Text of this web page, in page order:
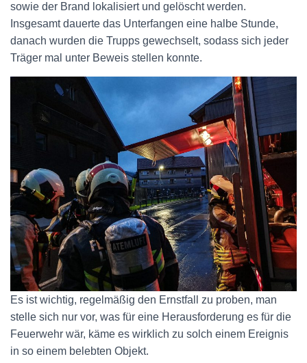
sowie der Brand lokalisiert und gelöscht werden.
Insgesamt dauerte das Unterfangen eine halbe Stunde,
danach wurden die Trupps gewechselt, sodass sich jeder
Träger mal unter Beweis stellen konnte.
Es ist wichtig, regelmäßig den Ernstfall zu proben, man
stelle sich nur vor, was für eine Herausforderung es für die
Feuerwehr wär, käme es wirklich zu solch einem Ereignis
in so einem belebten Objekt.